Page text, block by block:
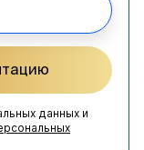
данных и